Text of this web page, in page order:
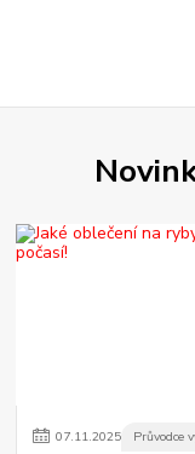
07.11.2025 Průvodce